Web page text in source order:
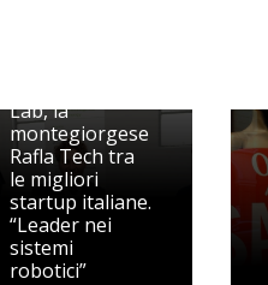
Lab, la
montegiorgese
Rafla Tech tra
le migliori
startup italiane.
“Leader nei
sistemi
robotici”